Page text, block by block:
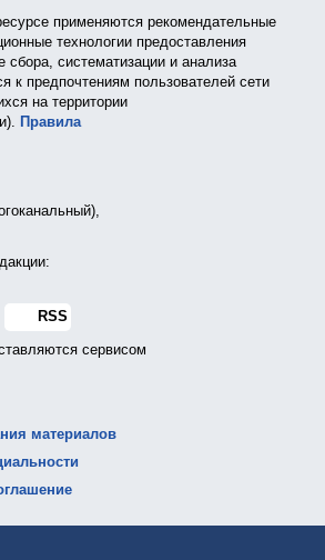
применяются рекомендательные
технологии предоставления
сбора, систематизации и анализа
к предпочтениям пользователей сети
на территории
Правила
RSS
сервисом
материалов